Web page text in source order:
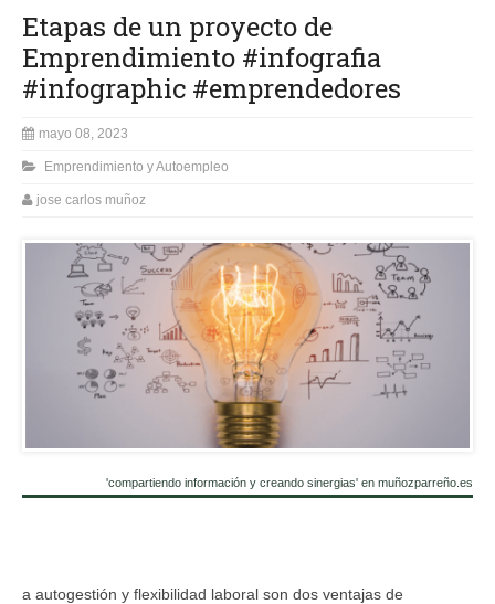
Etapas de un proyecto de
Emprendimiento #infografia
#infographic #emprendedores
mayo 08, 2023
Emprendimiento y Autoempleo
jose carlos muñoz
'compartiendo información y creando sinergias' en muñozparreño.es
a autogestión y flexibilidad laboral son dos ventajas de